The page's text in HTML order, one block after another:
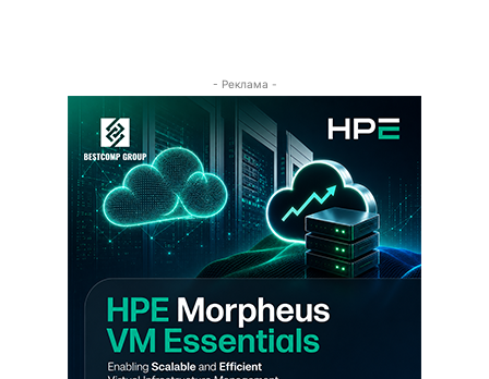
- Реклама -